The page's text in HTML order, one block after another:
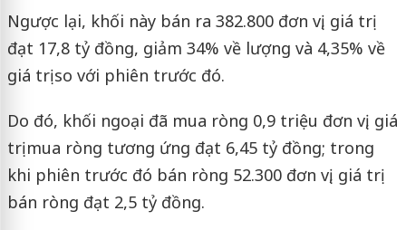
Ngược lại, khối này bán ra 382.800 đơn vị, giá trị
đạt 17,8 tỷ đồng, giảm 34% về lượng và 4,35% về
giá trị so với phiên trước đó.
Do đó, khối ngoại đã mua ròng 0,9 triệu đơn vị, giá
trị mua ròng tương ứng đạt 6,45 tỷ đồng; trong
khi phiên trước đó bán ròng 52.300 đơn vị, giá trị
bán ròng đạt 2,5 tỷ đồng.